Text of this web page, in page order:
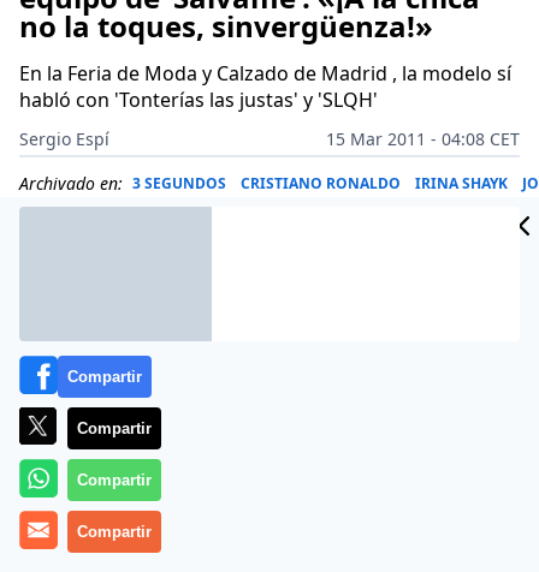
no la toques, sinvergüenza!»
En la Feria de Moda y Calzado de Madrid , la modelo sí
habló con 'Tonterías las justas' y 'SLQH'
Sergio Espí
15 Mar 2011 - 04:08 CET
Archivado en: 3 SEGUNDOS CRISTIANO RONALDO IRINA SHAYK
Compartir
Compartir
Compartir
Compartir